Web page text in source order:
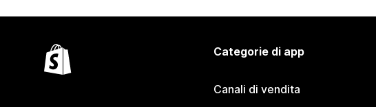
Categorie di app
Canali di vendita